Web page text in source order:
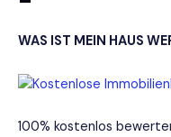
WAS IST MEIN HAUS
100% kostenlos